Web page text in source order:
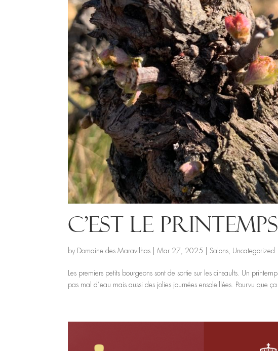
C’est le
by Domaine des Maravilhas |Mar 27, 2025 |Salons, Uncategorized
Les premiers petits bourgeons sont de sortie sur les cinsaults. Un
pas mal d’eau mais aussi des jolies journées ensoleillées. Pourvu que